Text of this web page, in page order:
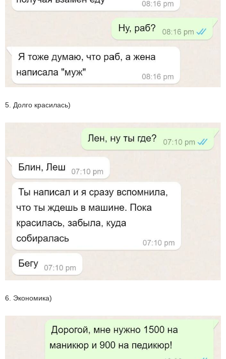
5. Долго красилась)
6. Экономика)